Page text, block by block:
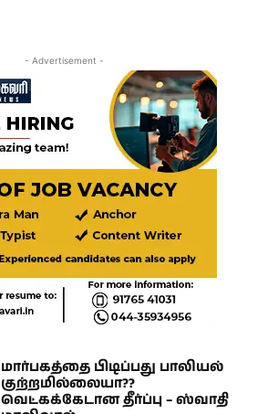
- Advertisement -
மார்பகத்தை பிடிப்பது பாலியல்
குற்றமில்லையா??
வெட்கக்கேடான தீர்ப்பு – ஸ்வாதி